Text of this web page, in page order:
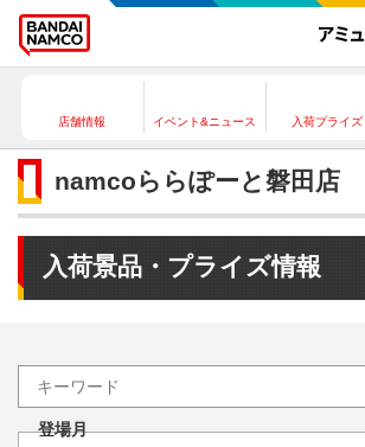
店舗情報 イベント&ニュース 入荷プライズ
namcoららぽーと磐田店
入荷景品・プライズ情報
登場月